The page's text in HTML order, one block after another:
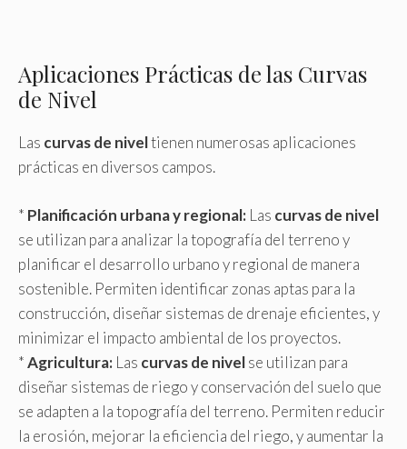
Aplicaciones Prácticas de las Curvas
de Nivel
Las curvas de niveltienen numerosas aplicaciones
prácticas en diversos campos.
* Planificación urbana y regional: Las curvas de nivel
se utilizan para analizar la topografía del terreno y
planificar el desarrollo urbano y regional de manera
sostenible. Permiten identificar zonas aptas para la
construcción, diseñar sistemas de drenaje eficientes, y
minimizar el impacto ambiental de los proyectos.
*Agricultura: Las curvas de nivelse utilizan para
diseñar sistemas de riego y conservación del suelo que
se adapten a la topografía del terreno. Permiten reducir
la erosión, mejorar la eficiencia del riego, y aumentar la